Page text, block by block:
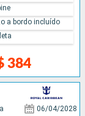
384
a bordo incluído
06/04/2028